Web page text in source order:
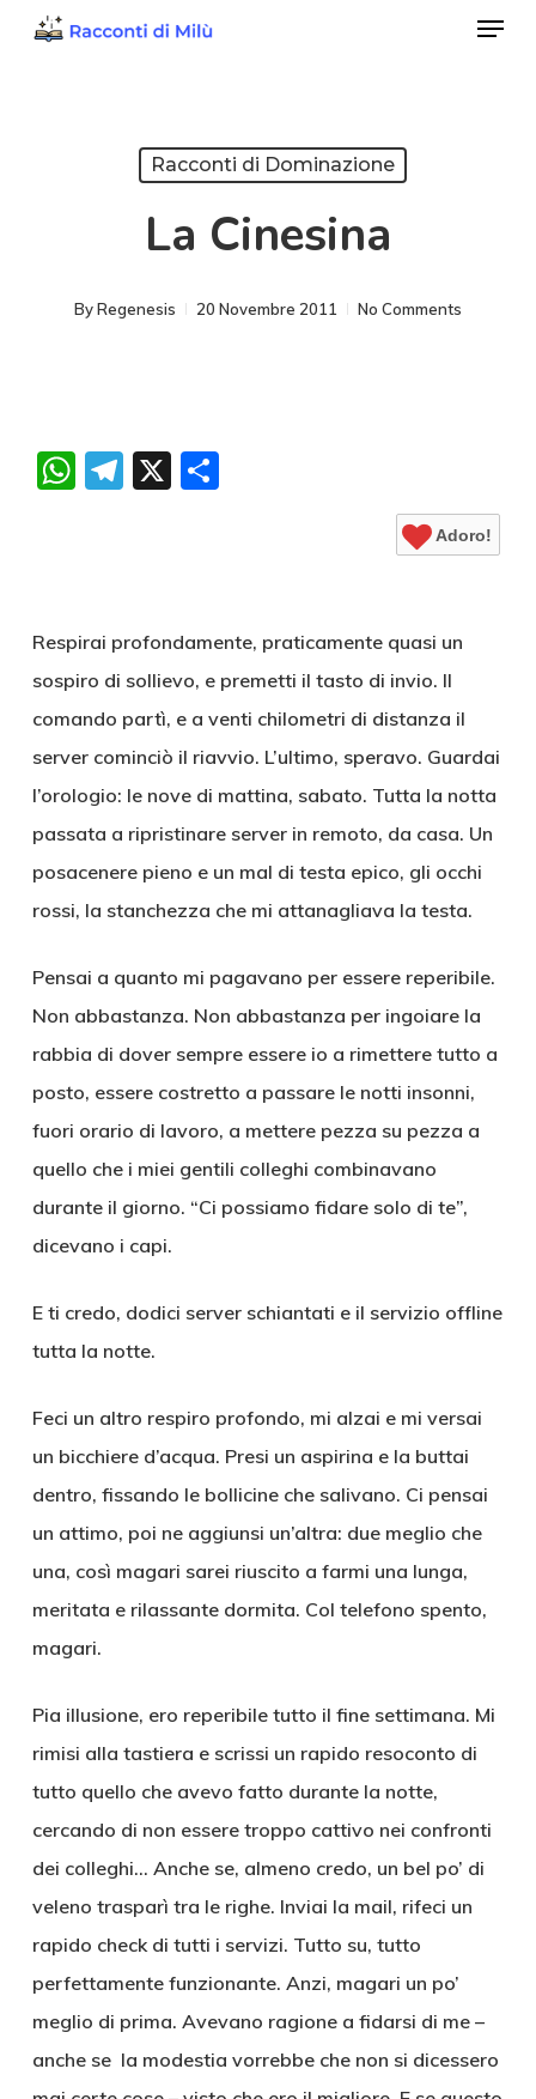
Menu
Racconti di Dominazione
La Cinesina
ByRegenesis 20 Novembre 2011 No Comments
WhatsApp
Telegram
X Condividi
Adoro!
Respirai profondamente, praticamente quasi un
sospiro di sollievo, e premetti il tasto di invio. Il
comando partì, e a venti chilometri di distanza il
server cominciò il riavvio. L’ultimo, speravo. Guardai
l’orologio: le nove di mattina, sabato. Tutta la notta
passata a ripristinare server in remoto, da casa. Un
posacenere pieno e un mal di testa epico, gli occhi
rossi, la stanchezza che mi attanagliava la testa.
Pensai a quanto mi pagavano per essere reperibile.
Non abbastanza. Non abbastanza per ingoiare la
rabbia di dover sempre essere io a rimettere tutto a
posto, essere costretto a passare le notti insonni,
fuori orario di lavoro, a mettere pezza su pezza a
quello che i miei gentili colleghi combinavano
durante il giorno. “Ci possiamo fidare solo di te”,
dicevano i capi.
E ti credo, dodici server schiantati e il servizio offline
tutta la notte.
Feci un altro respiro profondo, mi alzai e mi versai
un bicchiere d’acqua. Presi un aspirina e la buttai
dentro, fissando le bollicine che salivano. Ci pensai
un attimo, poi ne aggiunsi un’altra: due meglio che
una, così magari sarei riuscito a farmi una lunga,
meritata e rilassante dormita. Col telefono spento,
magari.
Pia illusione, ero reperibile tutto il fine settimana. Mi
rimisi alla tastiera e scrissi un rapido resoconto di
tutto quello che avevo fatto durante la notte,
cercando di non essere troppo cattivo nei confronti
dei colleghi… Anche se, almeno credo, un bel po’ di
veleno trasparì tra le righe. Inviai la mail, rifeci un
rapido check di tutti i servizi. Tutto su, tutto
perfettamente funzionante. Anzi, magari un po’
meglio di prima. Avevano ragione a fidarsi di me –
anche se la modestia vorrebbe che non si dicessero